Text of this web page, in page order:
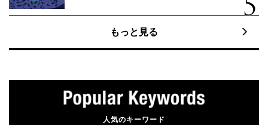
もっと見る
人気のキーワード